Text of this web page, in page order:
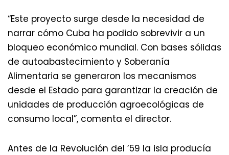
“Este proyecto surge desde la necesidad de
narrar cómo Cuba ha podido sobrevivir a un
bloqueo económico mundial. Con bases sólidas
de autoabastecimiento y Soberanía
Alimentaria se generaron los mecanismos
desde el Estado para garantizar la creación de
unidades de producción agroecológicas de
consumo local”, comenta el director.
Antes de la Revolución del ’59 la isla producía